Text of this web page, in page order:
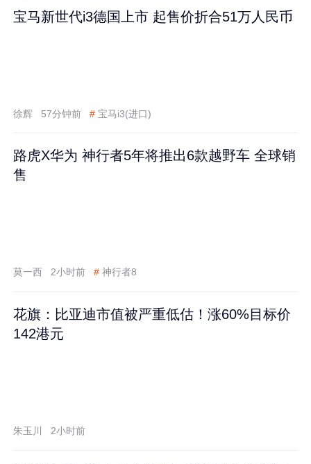
宝马新世代i3德国上市 起售价折合51万人民币
徐辉 57分钟前 # 宝马i3(进口)
路虎X华为 神行者5年将推出6款越野车 全球销
售
莫一西 2小时前 # 神行者8
花旗：比亚迪市值被严重低估！涨60%目标价
142港元
朱玉川 2小时前